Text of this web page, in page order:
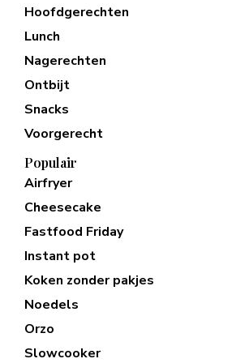
Hoofdgerechten
Lunch
Nagerechten
Ontbijt
Snacks
Voorgerecht
Populair
Airfryer
Cheesecake
Fastfood Friday
Instant pot
Koken zonder pakjes
Noedels
Orzo
Slowcooker